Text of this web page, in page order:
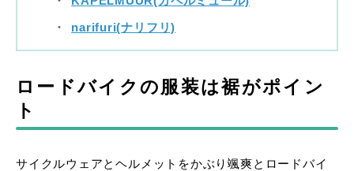
narifuri(ナリフリ)
ロードバイクの服装は裾がポイン
ト
サイクルウェアとヘルメットをかぶり颯爽とロードバイ